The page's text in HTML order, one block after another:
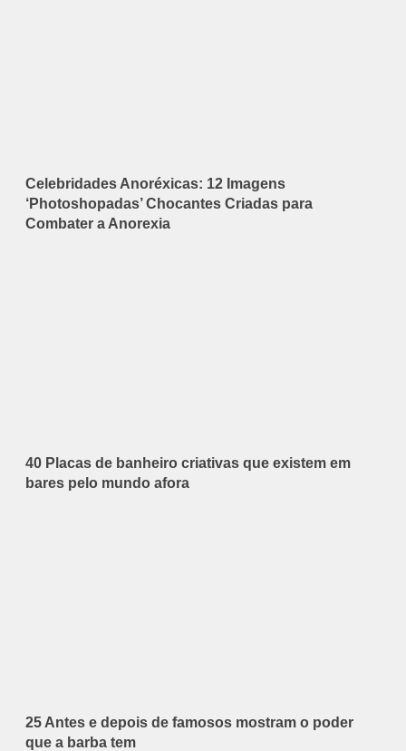
Celebridades Anoréxicas: 12 Imagens
‘Photoshopadas’ Chocantes Criadas para
Combater a Anorexia
40 Placas de banheiro criativas que existem em
bares pelo mundo afora
25 Antes e depois de famosos mostram o poder
que a barba tem